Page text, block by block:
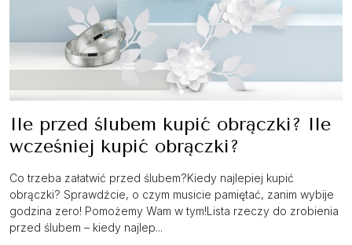
Ile przed ślubem kupić obrączki? Ile
wcześniej kupić obrączki?
Co trzeba załatwić przed ślubem?Kiedy najlepiej kupić
obrączki? Sprawdźcie, o czym musicie pamiętać, zanim wybije
godzina zero! Pomożemy Wam w tym!Lista rzeczy do zrobienia
przed ślubem – kiedy najlep...